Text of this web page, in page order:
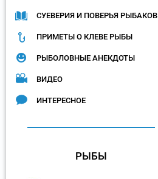
СУЕВЕРИЯ И ПОВЕРЬЯ РЫБАКОВ
ПРИМЕТЫ О КЛЕВЕ РЫБЫ
РЫБОЛОВНЫЕ АНЕКДОТЫ
ВИДЕО
ИНТЕРЕСНОЕ
РЫБЫ